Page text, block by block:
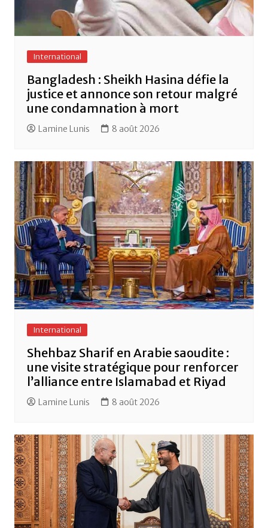
International
Bangladesh : Sheikh Hasina défie la
justice et annonce son retour malgré
une condamnation à mort
Lamine Lunis 8 août 2026
International
Shehbaz Sharif en Arabie saoudite :
une visite stratégique pour renforcer
l’alliance entre Islamabad et Riyad
Lamine Lunis 8 août 2026